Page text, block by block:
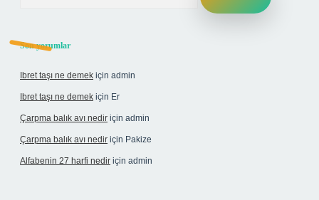
Son yorumlar
Ibret taşı ne demek için admin
Ibret taşı ne demek için Er
Çarpma balık avı nedir için admin
Çarpma balık avı nedir için Pakize
Alfabenin 27 harfi nedir için admin